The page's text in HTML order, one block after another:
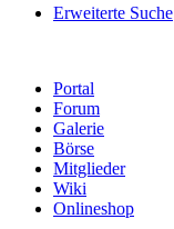
Erweiterte Suche
Portal
Forum
Galerie
Börse
Mitglieder
Wiki
Onlineshop